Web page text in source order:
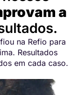
a
na Refio para
Resultados
em cada caso.